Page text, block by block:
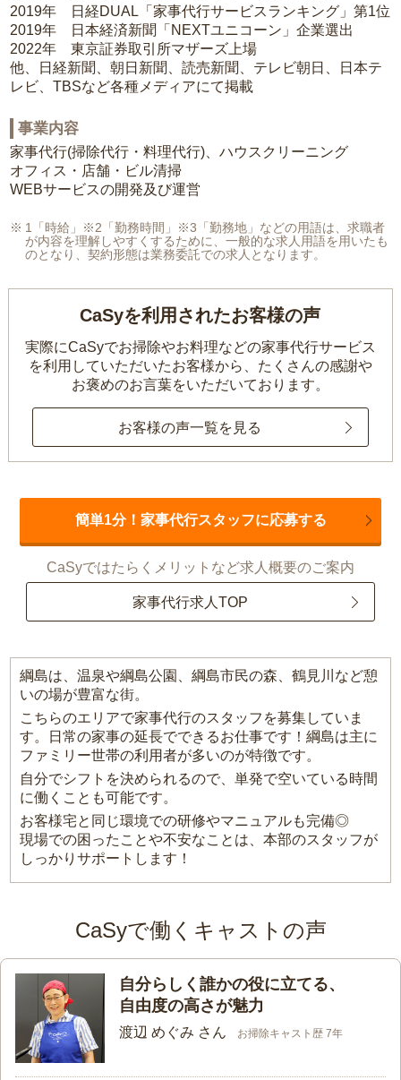
2019年 日経DUAL「家事代行サービスランキング」第1位
2019年 日本経済新聞「NEXTユニコーン」企業選出
2022年 東京証券取引所マザーズ上場
他、日経新聞、朝日新聞、読売新聞、テレビ朝日、日本テ
レビ、TBSなど各種メディアにて掲載
事業内容
家事代行(掃除代行・料理代行)、ハウスクリーニング
オフィス・店舗・ビル清掃
WEBサービスの開発及び運営
1「時給」※2「勤務時間」※3「勤務地」などの用語は、求職者
が内容を理解しやすくするために、一般的な求人用語を用いたも
のとなり、契約形態は業務委託での求人となります。
CaSyを利用されたお客様の声
実際にCaSyでお掃除やお料理などの家事代行サービス
を利用していただいたお客様から、 たくさんの感謝や
お褒めのお言葉をいただいております。
お客様の声一覧を見る
簡単1分！家事代行スタッフに応募する
CaSyではたらくメリットなど求人概要のご案内
家事代行求人TOP
綱島は、温泉や綱島公園、綱島市民の森、鶴見川など憩
いの場が豊富な街。
こちらのエリアで家事代行のスタッフを募集していま
す。日常の家事の延長でできるお仕事です！綱島は主に
ファミリー世帯の利用者が多いのが特徴です。
自分でシフトを決められるので、単発で空いている時間
に働くことも可能です。
お客様宅と同じ環境での研修やマニュアルも完備◎
現場での困ったことや不安なことは、本部のスタッフが
しっかりサポートします！
CaSyで働くキャストの声
自分らしく誰かの役に立てる、
自由度の高さが魅力
渡辺 めぐみ さん お掃除キャスト歴 7年